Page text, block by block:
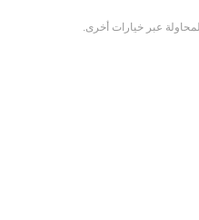
عبر خيارات أخرى.